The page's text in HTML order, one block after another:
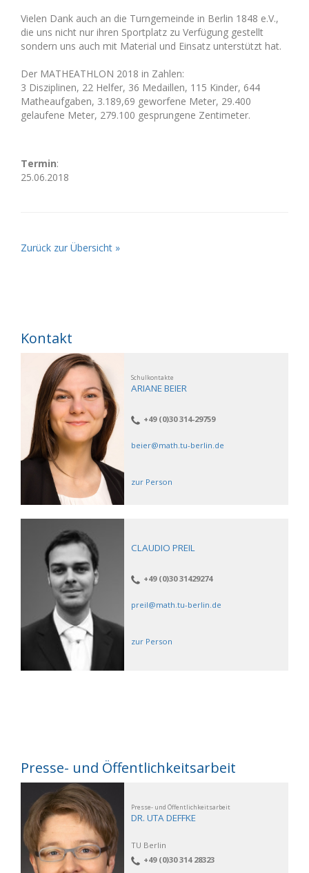
Vielen Dank auch an die Turngemeinde in Berlin 1848 e.V.,
die uns nicht nur ihren Sportplatz zu Verfügung gestellt
sondern uns auch mit Material und Einsatz unterstützt hat.
Der MATHEATHLON 2018 in Zahlen:
3 Disziplinen, 22 Helfer, 36 Medaillen, 115 Kinder, 644
Matheaufgaben, 3.189,69 geworfene Meter, 29.400
gelaufene Meter, 279.100 gesprungene Zentimeter.
Termin:
25.06.2018
Zurück zur Übersicht »
Kontakt
Schulkontakte
ARIANE BEIER
+49 (0)30 314-29759
beier@math.tu-berlin.de
zur Person
CLAUDIO PREIL
+49 (0)30 31429274
preil@math.tu-berlin.de
zur Person
Presse- und Öffentlichkeitsarbeit
Presse- und Öffentlichkeitsarbeit
DR. UTA DEFFKE
TU Berlin
+49 (0)30 314 28323